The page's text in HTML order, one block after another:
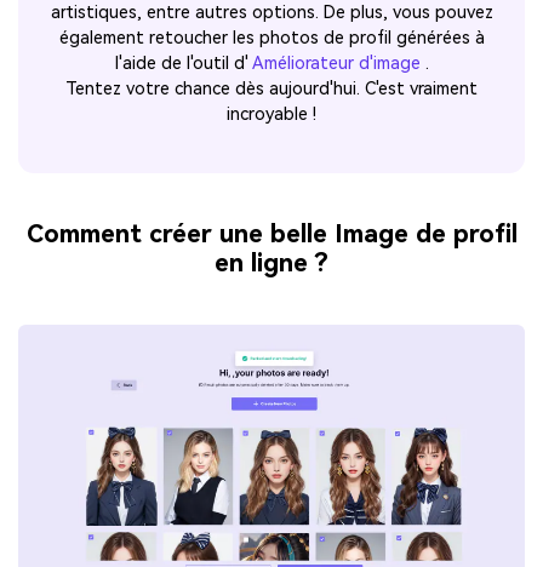
artistiques, entre autres options. De plus, vous pouvez
également retoucher les photos de profil générées à
l'aide de l'outil d' Améliorateur d'image .
Tentez votre chance dès aujourd'hui. C'est vraiment
incroyable !
Comment créer une belle Image de profil
en ligne ?